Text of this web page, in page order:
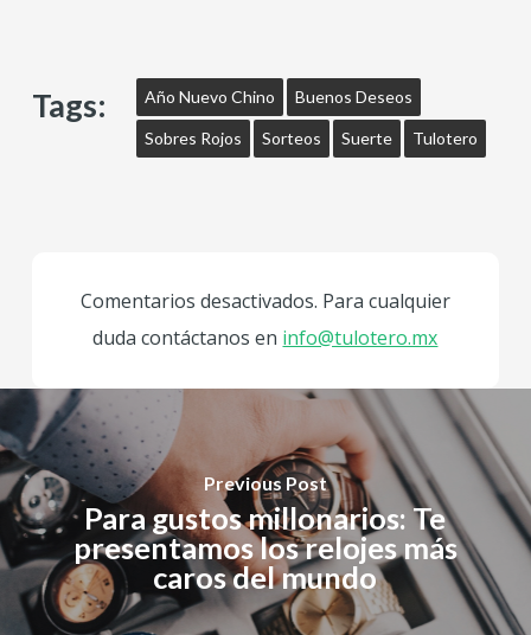
Tags: Año Nuevo Chino Buenos Deseos
Sobres Rojos Sorteos Suerte Tulotero
Comentarios desactivados. Para cualquier
duda contáctanos en info@tulotero.mx
Previous Post
Para gustos millonarios: Te
presentamos los relojes más
caros del mundo